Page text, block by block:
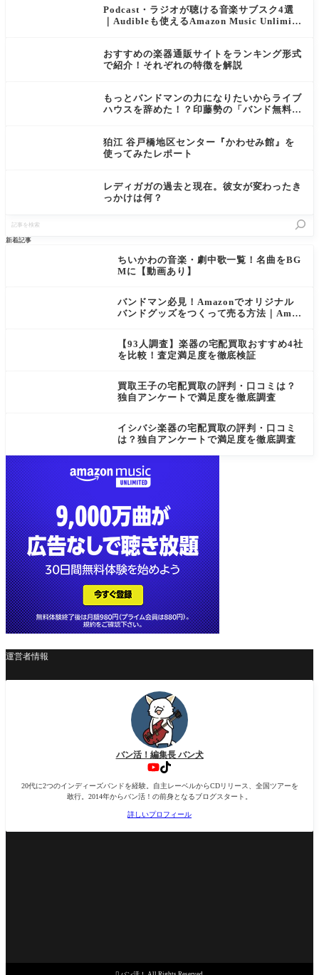
を
新着記事
ちいかわの音楽・劇中歌一覧！名曲をBG
Mに【動画あり】
バンドマン必見！Amazonでオリジナル
バンドグッズをつくって売る方法｜Amaz
【93人調査】楽器の宅配買取おすすめ4社
を比較！査定満足度を徹底検証
買取王子の宅配買取の評判・口コミは？
独自アンケートで満足度を徹底調査
イシバシ楽器の宅配買取の評判・口コミ
は？独自アンケートで満足度を徹底調査
Podcast・ラジオが聴ける音楽サブスク4選
｜Audibleも使えるAmazon Music Unlimite
おすすめの楽器通販サイトをランキング形式
で紹介！それぞれの特徴を解説
もっとバンドマンの力になりたいからライブ
ハウスを辞めた！？印藤勢の「バンド無料相
狛江 谷戸橋地区センター『かわせみ館』を
使ってみたレポート
レディガガの過去と現在。彼女が変わったき
っかけは何？
運営者情報
バン活！編集長 バン犬
20代に2つのインディーズバンドを経験。自主レーベルからCDリリース、全国ツアーを
敢行。2014年からバン活！の前身となるブログスタート。
詳しいプロフィール